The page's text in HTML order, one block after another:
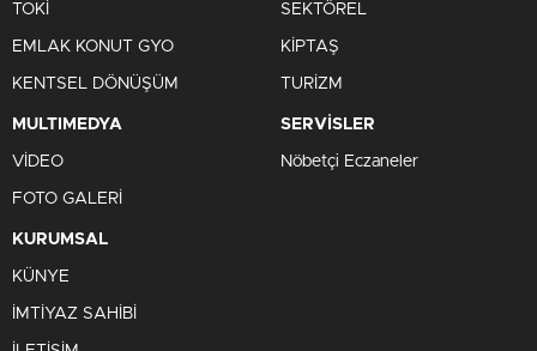
TOKİ
EMLAK KONUT GYO
KENTSEL DÖNÜŞÜM
SEKTÖREL
KİPTAŞ
TURİZM
MULTIMEDYA
VİDEO
FOTO GALERİ
SERVİSLER
Nöbetçi Eczaneler
KURUMSAL
KÜNYE
İMTİYAZ SAHİBİ